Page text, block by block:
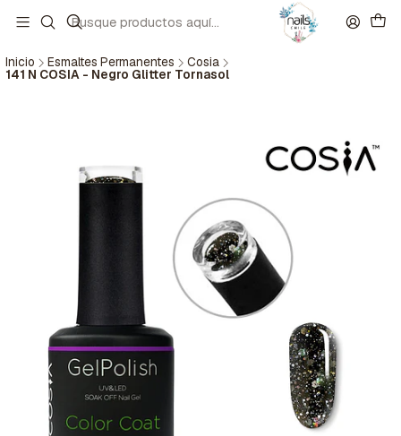
Inicio Esmaltes Permanentes Cosia
141 N COSIA - Negro Glitter Tornasol